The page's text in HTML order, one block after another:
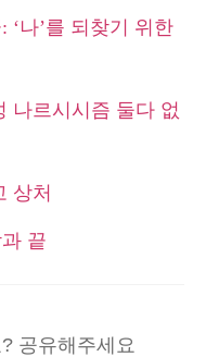
‘나’를 되찾기 위한
나르시시즘 둘다 없
상처
끝
공유해주세요